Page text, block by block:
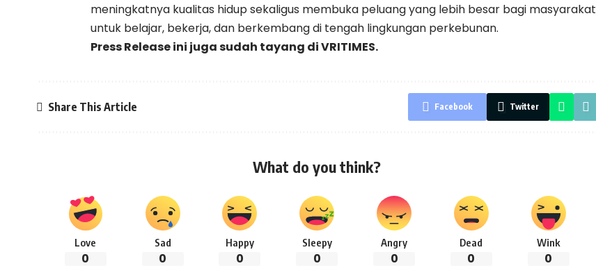
meningkatnya kualitas hidup sekaligus membuka peluang yang lebih besar bagi masyarakat
untuk belajar, bekerja, dan berkembang di tengah lingkungan perkebunan.
Press Release ini juga sudah tayang diVRITIMES.
Share This Article Facebook Twitter
What do you think?
Love
0
Sad
0
Happy
0
Sleepy
0
Angry
0
Dead
0
Wink
0